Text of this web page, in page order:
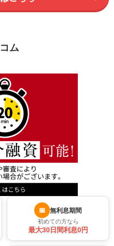
ム
📅 無利息期間
初めての方なら
最大30日間利息0円